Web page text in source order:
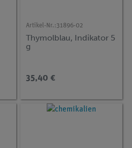
Artikel-Nr.:31896-02
Thymolblau, Indikator 5
g
35,40 €